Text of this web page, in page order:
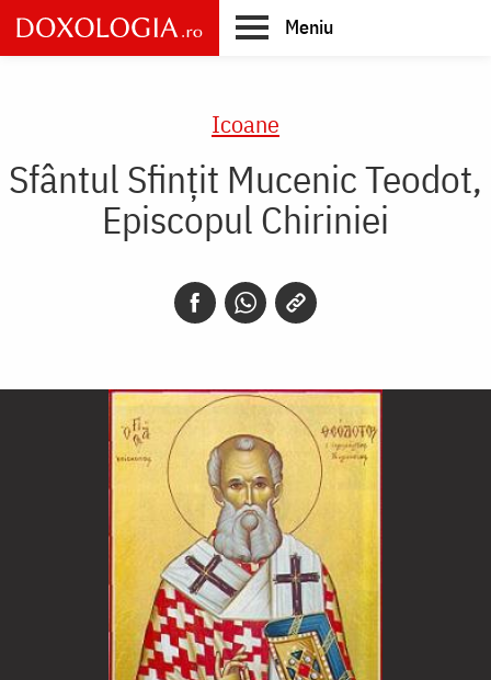
Skip
to
main
Meniu
Icoane
Sfântul Sfințit Mucenic Teodot,
Episcopul Chiriniei